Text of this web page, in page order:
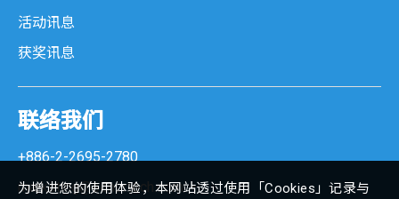
活动讯息
获奖讯息
联络我们
+886-2-2695-2780
marketing@senortech.com
为增进您的使用体验，本网站透过使用「Cookies」记录与